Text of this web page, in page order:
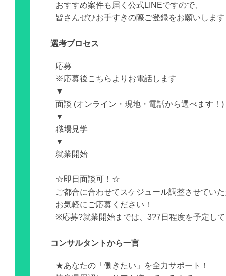
おすすめ案件も届く公式LINEですので、
皆さんぜひお手すきの際ご登録をお願いしま
選考プロセス
応募
※応募後こちらよりお電話します
▼
面談 (オンライン・現地・電話から選べます！)
▼
職場見学
▼
就業開始
☆即日面談可！☆
ご都合に合わせてスケジュール調整させてい
お気軽にご応募ください！
※応募?就業開始までは、3?7日程度を予定し
コンサルタントから一言
★あなたの「働きたい」を全力サポート！